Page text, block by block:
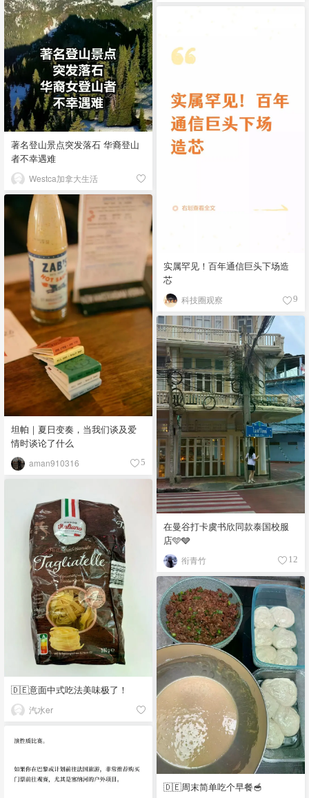
著名登山景点突发落石 华裔登山
者不幸遇难
Westca加拿大生活
实属罕见！百年通信巨头下场造
芯
科技圈观察 9
坦帕｜夏日变奏，当我们谈及爱
情时谈论了什么
aman910316 5
在曼谷打卡虞书欣同款泰国校服
店🩵🩶
衔青竹 12
🇩🇪意面中式吃法美味极了！
汽水er
🇩🇪周末简单吃个早餐🥣